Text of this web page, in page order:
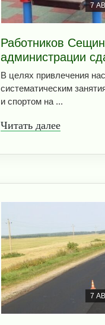
7
Работников
администрации
В целях привлечения
систематическим
и спортом на ...
Читать далее
7